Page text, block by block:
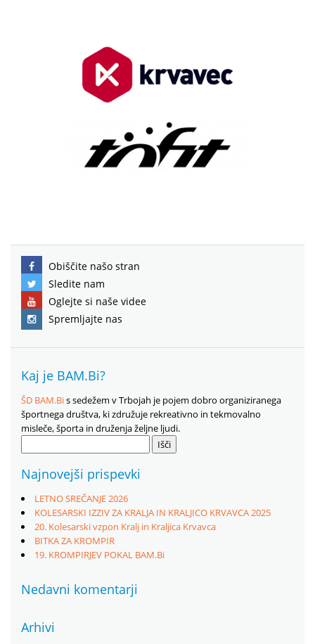
Obiščite našo stran
Sledite nam
Oglejte si naše videe
Spremljajte nas
Kaj je BAM.Bi?
ŠD BAM.Bis sedežem v Trbojah je pojem dobro organiziranega
športnega društva, ki združuje rekreativno in tekmovalno
misleče, športa in druženja željne ljudi.
Najnovejši prispevki
LETNO SREČANJE 2026
KOLESARSKI IZZIV ZA KRALJA IN KRALJICO KRVAVCA 2025
20. Kolesarski vzpon Kralj in Kraljica Krvavca
BITKA ZA KROMPIR
19. KROMPIRJEV POKAL BAM.Bi
Nedavni komentarji
Arhivi